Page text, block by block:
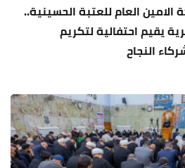
الامين العام للعتبة الحسينية..
يقيم احتفالية لتكريم
النجاح